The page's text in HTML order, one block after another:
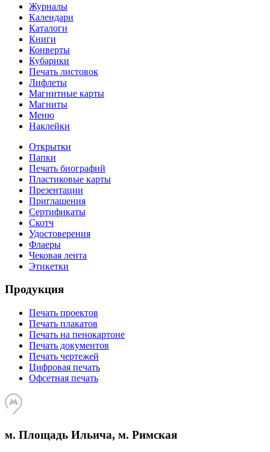
Журналы
Календари
Каталоги
Книги
Конверты
Кубарики
Печать листовок
Лифлеты
Магнитные карты
Магниты
Меню
Наклейки
Открытки
Папки
Печать биографий
Пластиковые карты
Презентации
Приглашения
Сертификаты
Скотч
Удостоверения
Флаеры
Чековая лента
Этикетки
Продукция
Печать проектов
Печать плакатов
Печать на пенокартоне
Печать документов
Печать чертежей
Цифровая печать
Офсетная печать
м. Площадь Ильича, м. Римская